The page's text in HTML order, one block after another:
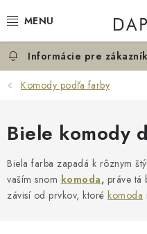
na
MANŽELSKÉ POSTELE
JEDNOLÔŽKOVÉ POSTELE
NOČNÉ STOLÍKY
KOMODY DO SPÁLNE
KONTAKT
Komody podľa farby
Biele komody
Biela farba zapadá k rôznym
vaším snom komoda, práve tá
závisí od prvkov, ktoré komoda